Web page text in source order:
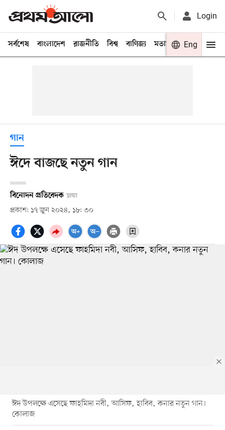
Login
সর্বশেষ বাংলাদেশ রাজনীতি বিশ্ব বাণিজ্য মতামত খেলা
Eng
গান
ঈদে বাজছে নতুন গান
বিনোদন প্রতিবেদক ঢাকা
প্রকাশ: ১৭ জুন ২০২৪, ১৮: ৩০
ঈদ উপলক্ষে এসেছে ফাহমিদা নবী, আসিফ, হাবিব, কনার নতুন গান।
কোলাজ